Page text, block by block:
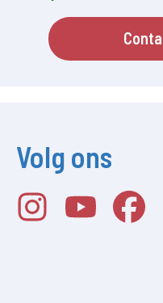
Volg ons